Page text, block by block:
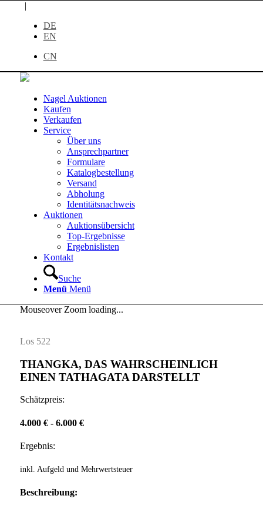
|
DE
EN
CN
Nagel Auktionen
Kaufen
Verkaufen
Service
Über uns
Ansprechpartner
Formulare
Katalogbestellung
Versand
Abholung
Identitätsnachweis
Auktionen
Auktionsübersicht
Top-Ergebnisse
Ergebnislisten
Kontakt
Suche
Menü Menü
Mouseover Zoom loading...
Los 522
THANGKA, DAS WAHRSCHEINLICH
EINEN TATHAGATA DARSTELLT
Schätzpreis:
4.000 € - 6.000 €
Ergebnis:
inkl. Aufgeld und Mehrwertsteuer
Beschreibung: